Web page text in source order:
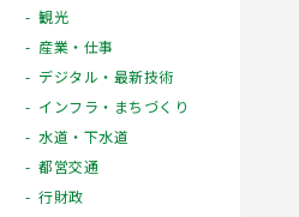
観光
産業・仕事
デジタル・最新技術
インフラ・まちづくり
水道・下水道
都営交通
行財政